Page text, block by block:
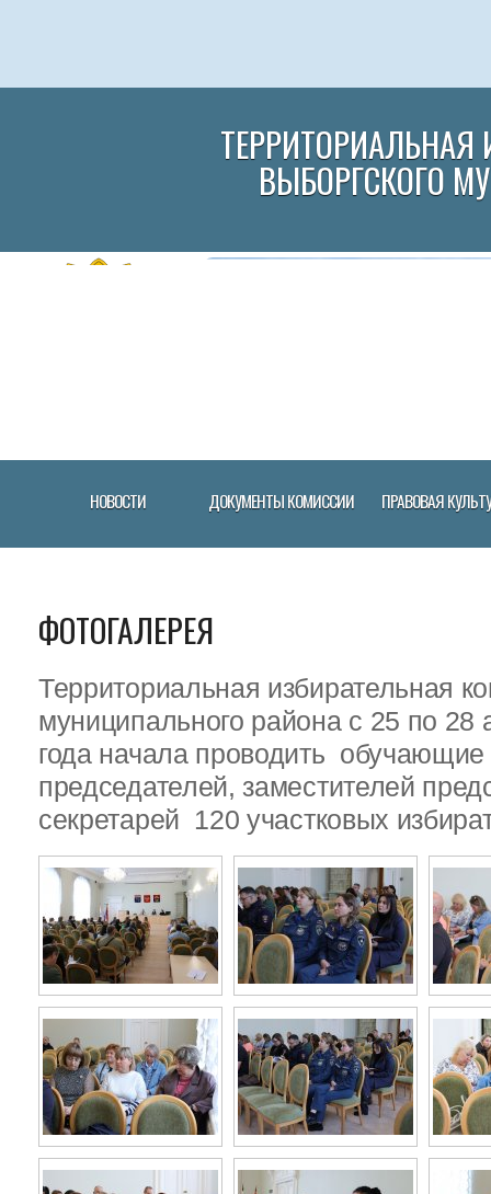
ВЫБОРГСКОГО
НОВОСТИ ДОКУМЕНТЫ КОМИССИИ ПРАВОВАЯ
ФОТОГАЛЕРЕЯ
Территориальная избирательная
муниципального района с 25 по 28
года начала проводить
председателей, заместителей
секретарей 120 участковых